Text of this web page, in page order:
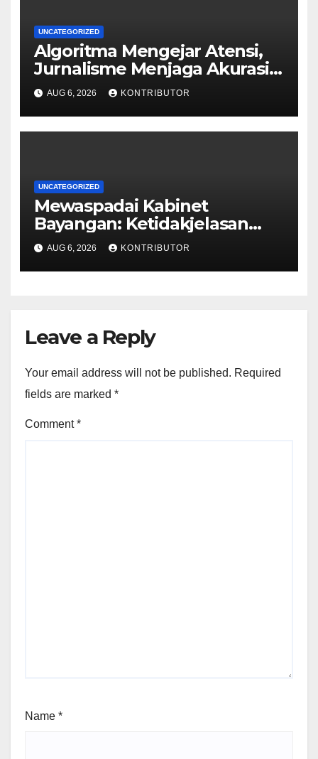
UNCATEGORIZED
Algoritma Mengejar Atensi,
Jurnalisme Menjaga Akurasi
dan Akal Sehat Publik
AUG 6, 2026 KONTRIBUTOR
UNCATEGORIZED
Mewaspadai Kabinet
Bayangan: Ketidakjelasan
Legitimasi Moral dan
Representasi
AUG 6, 2026 KONTRIBUTOR
Leave a Reply
Your email address will not be published. Required
fields are marked *
Comment*
Name *